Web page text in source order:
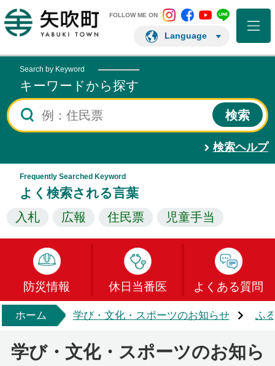
矢吹町ホームページ
FOLLOW ME ON 矢吹町 Instagram
矢吹町矢吹町矢吹町
Language
Search by Keyword
キーワードから探す
検索ヘルプ
Frequently Searched Keyword
よく検索される言葉
入札 広報 住民票 児童手当
防災情報 休日当番医 よくある質問
ホーム 学び・文化・スポーツのお知らせ ふ
学び・文化・スポーツのお知ら